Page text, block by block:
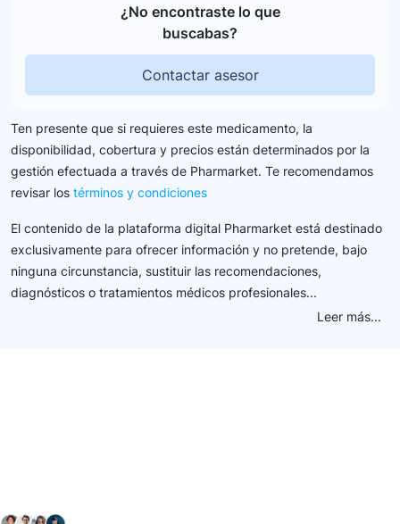
¿No encontraste lo que
buscabas?
Contactar asesor
Ten presente que si requieres este medicamento, la
disponibilidad, cobertura y precios están determinados por la
gestión efectuada a través de Pharmarket. Te recomendamos
revisar los términos y condiciones
El contenido de la plataforma digital Pharmarket está destinado
exclusivamente para ofrecer información y no pretende, bajo
ninguna circunstancia, sustituir las recomendaciones,
diagnósticos o tratamientos médicos profesionales...
Leer más...